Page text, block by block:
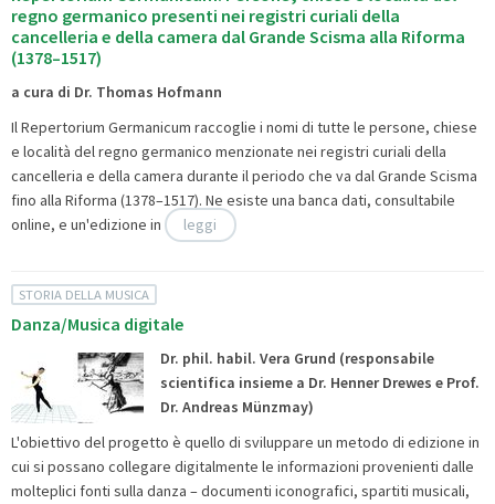
regno germanico presenti nei registri curiali della
cancelleria e della camera dal Grande Scisma alla Riforma
(1378–1517)
a cura di Dr. Thomas Hofmann
Il Repertorium Germanicum raccoglie i nomi di tutte le persone, chiese
e località del regno germanico menzionate nei registri curiali della
cancelleria e della camera durante il periodo che va dal Grande Scisma
fino alla Riforma (1378–1517). Ne esiste una banca dati, consultabile
online, e un'edizione in
leggi
STORIA DELLA MUSICA
Danza/Musica digitale
Dr. phil. habil. Vera Grund (responsabile
scientifica insieme a Dr. Henner Drewes e Prof.
Dr. Andreas Münzmay)
L'obiettivo del progetto è quello di sviluppare un metodo di edizione in
cui si possano collegare digitalmente le informazioni provenienti dalle
molteplici fonti sulla danza – documenti iconografici, spartiti musicali,